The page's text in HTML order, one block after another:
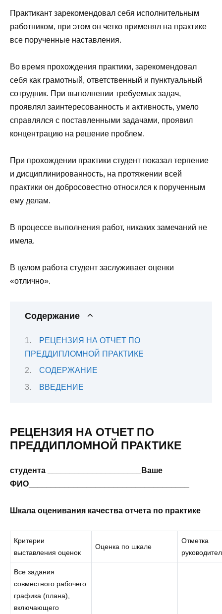
Практикант зарекомендовал себя исполнительным
работником, при этом он четко применял на практике
все порученные наставления.
Во время прохождения практики, зарекомендовал
себя как грамотный, ответственный и пунктуальный
сотрудник. При выполнении требуемых задач,
проявлял заинтересованность и активность, умело
справлялся с поставленными задачами, проявил
концентрацию на решение проблем.
При прохождении практики студент показал терпение
и дисциплинированность, на протяжении всей
практики он добросовестно относился к порученным
ему делам.
В процессе выполнения работ, никаких замечаний не
имела.
В целом работа студент заслуживает оценки
«отлично».
Содержание
РЕЦЕНЗИЯ НА ОТЧЕТ ПО
ПРЕДДИПЛОМНОЙ ПРАКТИКЕ
СОДЕРЖАНИЕ
ВВЕДЕНИЕ
РЕЦЕНЗИЯ НА ОТЧЕТ ПО
ПРЕДДИПЛОМНОЙ ПРАКТИКЕ
студента _____________________Ваше
ФИО____________________________________
Шкала оценивания качества отчета по практике
Критерии
выставления оценок
Оценка по шкале
Отметка
Все задания
совместного рабочего
графика (плана),
включающего